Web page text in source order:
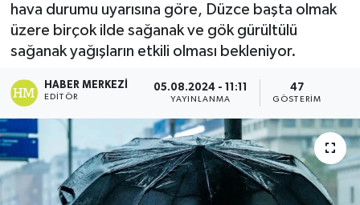
hava durumu uyarısına göre, Düzce başta olmak
üzere birçok ilde sağanak ve gök gürültülü
sağanak yağışların etkili olması bekleniyor.
HABER MERKEZI
EDITÖR
05.08.2024 - 11:11
YAYINLANMA
47
GÖSTERIM
Son Dakika Haberleri
Haber Arşivi